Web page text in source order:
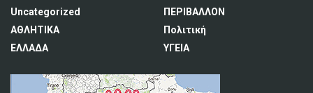
Uncategorized
ΑΘΛΗΤΙΚΑ
ΕΛΛΑΔΑ
ΠΕΡΙΒΑΛΛΟΝ
Πολιτική
ΥΓΕΙΑ